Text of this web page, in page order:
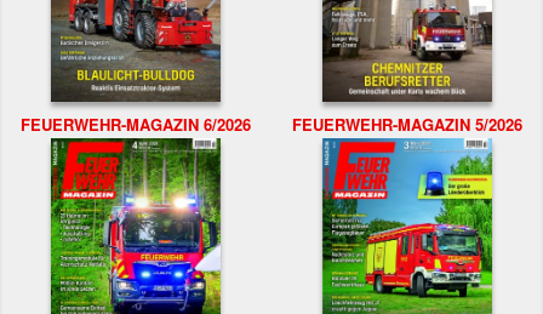
FEUERWEHR-MAGAZIN 6/2026 FEUERWEHR-MAGAZIN 5/2026